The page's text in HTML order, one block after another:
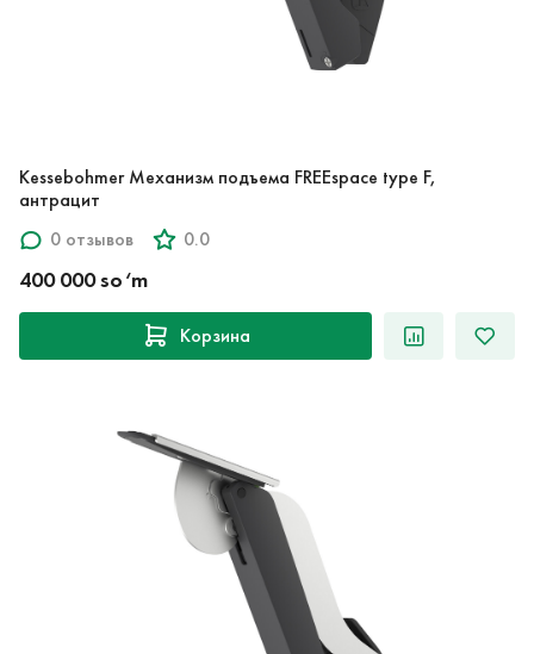
Kessebohmer Механизм подъема FREEspace type F,
антрацит
0 отзывов
0.0
400 000 so‘m
Корзина